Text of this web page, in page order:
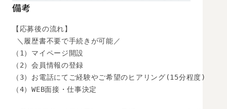
備考
【応募後の流れ】
＼履歴書不要で手続きが可能／
（1）マイページ開設
（2）会員情報の登録
（3）お電話にてご経験やご希望のヒアリング(15分程度)
（4）WEB面接・仕事決定